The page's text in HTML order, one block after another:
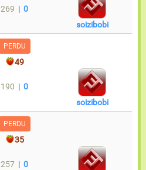
269 |0
soizibobi
PERDU
49
190 |0
soizibobi
PERDU
35
257 |0